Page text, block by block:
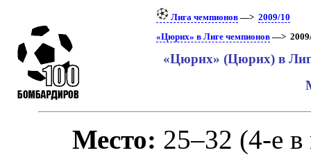
Лига чемпионов—> 2009/10
«Цюрих» в Лиге чемпионов—>
«Цюрих» (Цюрих) в
Место: 25–32 (4-е